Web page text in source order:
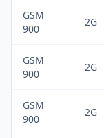
GSM
900
2G
GSM
900
2G
GSM
900
2G